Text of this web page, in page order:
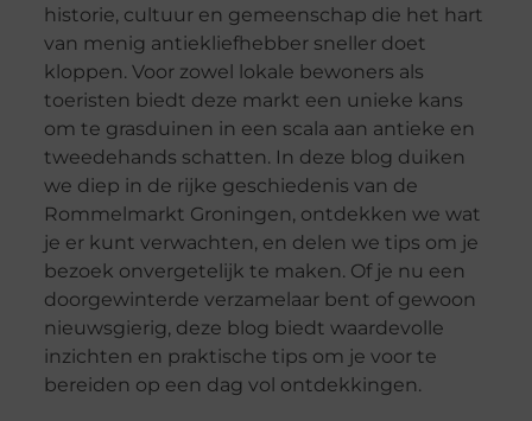
historie, cultuur en gemeenschap die het hart
van menig antiekliefhebber sneller doet
kloppen. Voor zowel lokale bewoners als
toeristen biedt deze markt een unieke kans
om te grasduinen in een scala aan antieke en
tweedehands schatten. In deze blog duiken
we diep in de rijke geschiedenis van de
Rommelmarkt Groningen, ontdekken we wat
je er kunt verwachten, en delen we tips om je
bezoek onvergetelijk te maken. Of je nu een
doorgewinterde verzamelaar bent of gewoon
nieuwsgierig, deze blog biedt waardevolle
inzichten en praktische tips om je voor te
bereiden op een dag vol ontdekkingen.